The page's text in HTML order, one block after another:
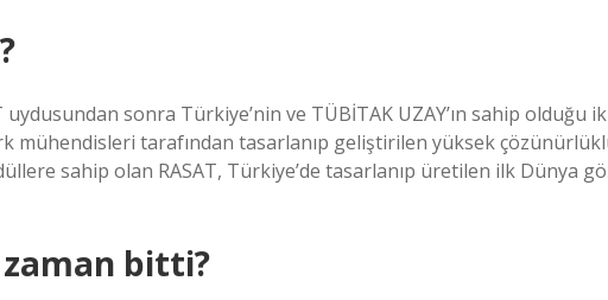
uydusundan sonra Türkiye’nin ve TÜBİTAK UZAY’ın sahip olduğu
mühendisleri tarafından tasarlanıp geliştirilen yüksek
sahip olan RASAT, Türkiye’de tasarlanıp üretilen ilk Dünya
zaman bitti?